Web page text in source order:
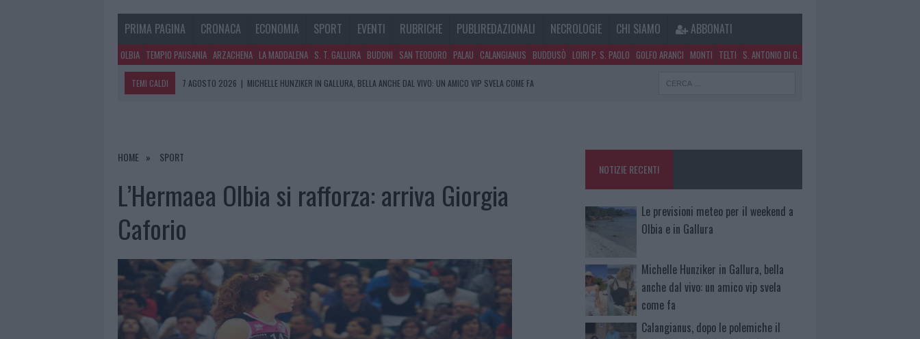
PRIMA PAGINA CRONACA ECONOMIA SPORT EVENTI RUBRICHE PUBLIREDAZIONALI NECROLOGIE CHI SIAMO ABBONATI
OLBIA TEMPIO PAUSANIA ARZACHENA LA MADDALENA S. T. GALLURA BUDONI SAN TEODORO PALAU CALANGIANUS BUDDUSÒ LOIRI P. S. PAOLO GOLFO ARANCI MONTI TELTI S. ANTONIO DI G.
TEMI CALDI 7 AGOSTO 2026 | MICHELLE HUNZIKER IN GALLURA, BELLA ANCHE DAL VIVO: UN AMICO VIP SVELA COME FA
7 AGOSTO 2026
HOME SPORT
L’Hermaea Olbia si rafforza: arriva Giorgia
Caforio
NOTIZIE RECENTI
Le previsioni meteo per il weekend a
Olbia e in Gallura
Michelle Hunziker in Gallura, bella
anche dal vivo: un amico vip svela
come fa
Calangianus, dopo le polemiche il